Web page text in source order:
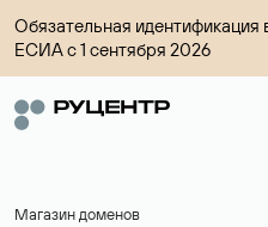
Обязательная идентификация
ЕСИА с 1 сентября 2026
Магазин доменов